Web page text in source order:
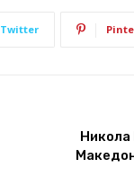
Twitter
Никола